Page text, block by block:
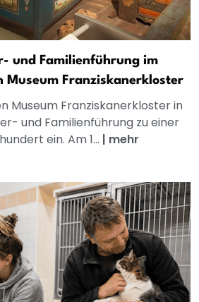
und Familienführung im
Museum Franziskanerkloster
Museum Franziskanerkloster in
und Familienführung zu einer
ein. Am 1... | mehr